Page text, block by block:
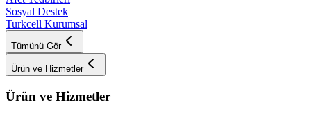
Sosyal Destek
Turkcell Kurumsal
Tümünü Gör
Ürün ve Hizmetler
Ürün ve Hizmetler